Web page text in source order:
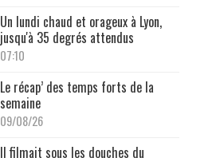
Un lundi chaud et orageux à Lyon,
jusqu'à 35 degrés attendus
07:10
Le récap’ des temps forts de la
semaine
09/08/26
Il filmait sous les douches du